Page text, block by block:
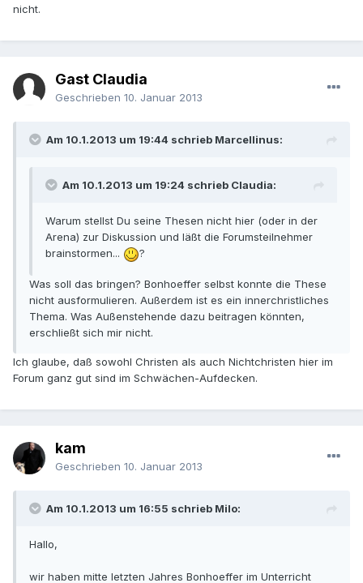
nicht.
Gast Claudia
Geschrieben 10. Januar 2013
Am 10.1.2013 um 19:44 schrieb Marcellinus:
Am 10.1.2013 um 19:24 schrieb Claudia:
Warum stellst Du seine Thesen nicht hier (oder in der
Arena) zur Diskussion und läßt die Forumsteilnehmer
brainstormen...
?
Was soll das bringen? Bonhoeffer selbst konnte die These
nicht ausformulieren. Außerdem ist es ein innerchristliches
Thema. Was Außenstehende dazu beitragen könnten,
erschließt sich mir nicht.
Ich glaube, daß sowohl Christen als auch Nichtchristen hier im
Forum ganz gut sind im Schwächen-Aufdecken.
kam
Geschrieben 10. Januar 2013
Am 10.1.2013 um 16:55 schrieb Milo:
Hallo,
wir haben mitte letzten Jahres Bonhoeffer im Unterricht